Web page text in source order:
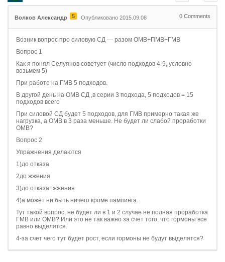
Волков Александр 5 Опубликовано 2015.09.08 0 Comments
Возник вопрос про силовую СД — разом ОМВ+ПМВ+ГМВ
Вопрос 1
Как я понял Селуянов советует (число подходов 4-9, условно
возьмем 5)
При работе на ГМВ 5 подходов.
В другой день на ОМВ СД ,в серии 3 подхода, 5 подходов = 15
подходов всего
При силовой СД будет 5 подходов, для ГМВ примерно такая же
нагрузка, а ОМВ в 3 раза меньше. Не будет ли слабой проработки
ОМВ?
Вопрос 2
Упражнения делаются
1)до отказа
2до жжения
3)до отказа+жжения
4)а может ни быть ничего кроме пампинга.
Тут такой вопрос, не будет ли в 1 и 2 случае не полная проработка
ГМВ или ОМВ? Или это не так важно за счет того, что гормоны все
равно выделятся.
4-за счет чего тут будет рост, если гормоны не будут выделятся?